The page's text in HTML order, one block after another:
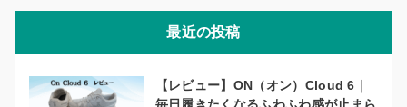
最近の投稿
【レビュー】ON（オン）Cloud 6｜